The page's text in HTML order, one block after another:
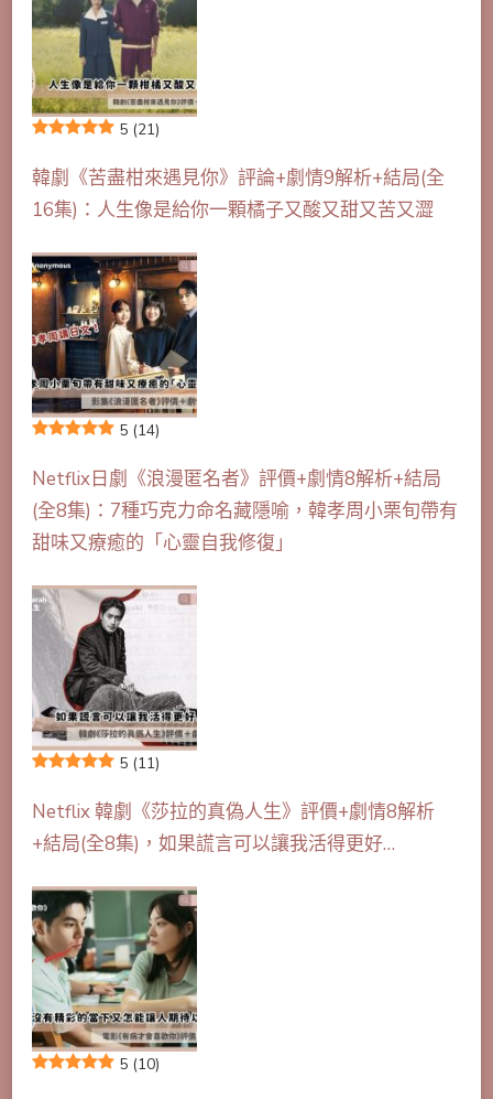
5 (21)
韓劇《苦盡柑來遇見你》評論+劇情9解析+結局(全
16集)：人生像是給你一顆橘子又酸又甜又苦又澀
5 (14)
Netflix日劇《浪漫匿名者》評價+劇情8解析+結局
(全8集)：7種巧克力命名藏隱喻，韓孝周小栗旬帶有
甜味又療癒的「心靈自我修復」
5 (11)
Netflix 韓劇《莎拉的真偽人生》評價+劇情8解析
+結局(全8集)，如果謊言可以讓我活得更好…
5 (10)